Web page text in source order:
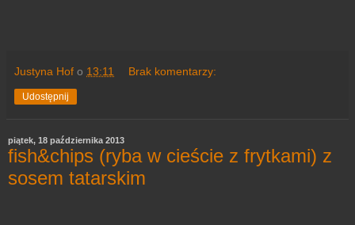
Justyna Hof o 13:11 Brak komentarzy:
Udostępnij
piątek, 18 października 2013
fish&chips (ryba w cieście z frytkami) z
sosem tatarskim